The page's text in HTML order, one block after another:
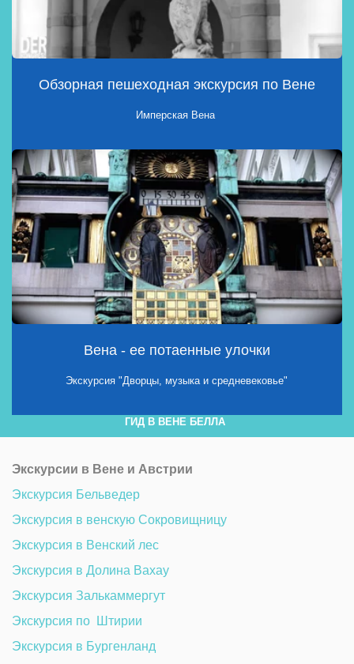
Обзорная пешеходная экскурсия по Вене
Имперская Вена
Вена - ее потаенные улочки
Экскурсия "Дворцы, музыка и средневековье"
ГИД В ВЕНЕ БЕЛЛА
Экскурсии в Вене и Австрии
Экскурсия Бельведер
Экскурсия в венскую Сокровищницу
Экскурсия в Венский лес
Экскурсия в Долина Вахау
Экскурсия Залькаммергут
Экскурсия по  Штирии
Экскурсия в Бургенланд